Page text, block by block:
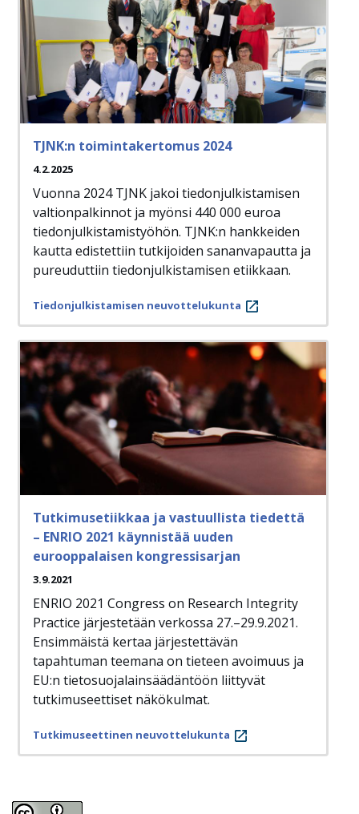
TJNK:n toimintakertomus 2024
4.2.2025
Vuonna 2024 TJNK jakoi tiedonjulkistamisen
valtionpalkinnot ja myönsi 440 000 euroa
tiedonjulkistamistyöhön. TJNK:n hankkeiden
kautta edistettiin tutkijoiden sananvapautta ja
pureuduttiin tiedonjulkistamisen etiikkaan.
Tiedonjulkistamisen neuvottelukunta
Tutkimusetiikkaa ja vastuullista tiedettä
– ENRIO 2021 käynnistää uuden
eurooppalaisen kongressisarjan
3.9.2021
ENRIO 2021 Congress on Research Integrity
Practice järjestetään verkossa 27.–29.9.2021.
Ensimmäistä kertaa järjestettävän
tapahtuman teemana on tieteen avoimuus ja
EU:n tietosuojalainsäädäntöön liittyvät
tutkimuseettiset näkökulmat.
Tutkimuseettinen neuvottelukunta